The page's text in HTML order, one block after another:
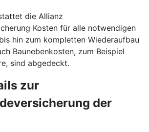
die Allianz
Kosten für alle notwendigen
hin zum kompletten Wiederaufbau
Baunebenkosten, zum Beispiel
sind abgedeckt.
zur
der